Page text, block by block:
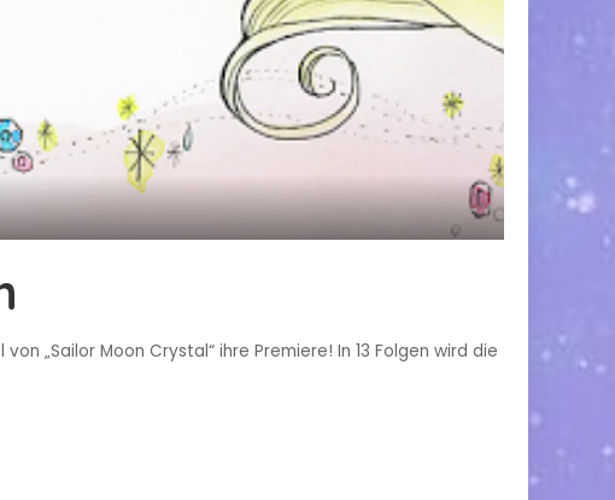
„Sailor Moon Crystal“ ihre Premiere! In 13 Folgen wird die